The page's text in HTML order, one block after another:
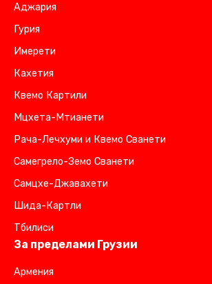
Аджария
Гурия
Имерети
Кахетия
Квемо Картили
Мцхета-Мтианети
Рача-Лечхуми и Квемо Сванети
Самегрело-Земо Сванети
Самцхе-Джавахети
Шида-Картли
Тбилиси
За пределами Грузии
Армения